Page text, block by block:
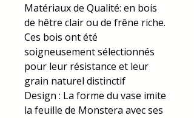
Matériaux de Qualité: en bois
de hêtre clair ou de frêne riche.
Ces bois ont été
soigneusement sélectionnés
pour leur résistance et leur
grain naturel distinctif
Design : La forme du vase imite
la feuille de Monstera avec ses